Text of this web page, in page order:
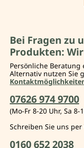
Bei Fragen zu
Produkten:
Persönliche
Alternativ nutzen Sie
07626 974 9700
(Mo-Fr 8-20 Uhr, Sa 8-
Schreiben Sie uns per
0160 652 2038